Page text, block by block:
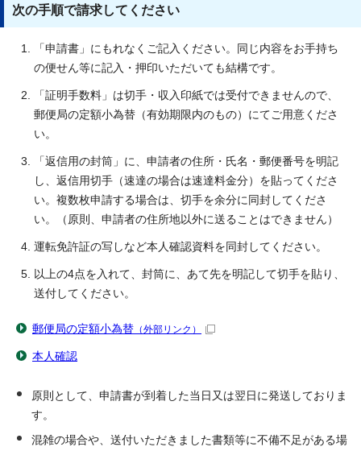
次の手順で請求してください
「申請書」にもれなくご記入ください。同じ内容をお手持ち
の便せん等に記入・押印いただいても結構です。
「証明手数料」は切手・収入印紙では受付できませんので、
郵便局の定額小為替（有効期限内のもの）にてご用意くださ
い。
「返信用の封筒」に、申請者の住所・氏名・郵便番号を明記
し、返信用切手（速達の場合は速達料金分）を貼ってくださ
い。複数枚申請する場合は、切手を余分に同封してくださ
い。（原則、申請者の住所地以外に送ることはできません）
運転免許証の写しなど本人確認資料を同封してください。
以上の4点を入れて、封筒に、あて先を明記して切手を貼り、
送付してください。
郵便局の定額小為替 （外部リンク）
本人確認
原則として、申請書が到着した当日又は翌日に発送しておりま
す。
混雑の場合や、送付いただきました書類等に不備不足がある場